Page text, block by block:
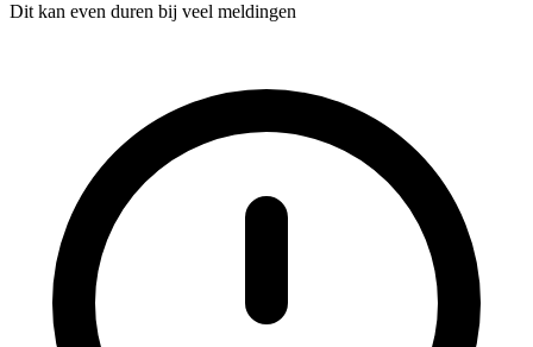
Dit kan even duren bij veel meldingen